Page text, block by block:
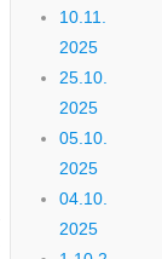
10.11.
2025
25.10.
2025
05.10.
2025
04.10.
2025